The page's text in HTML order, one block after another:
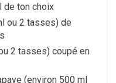
de ton choix
ou 2 tasses) de
2 tasses) coupé en
(environ 500 ml